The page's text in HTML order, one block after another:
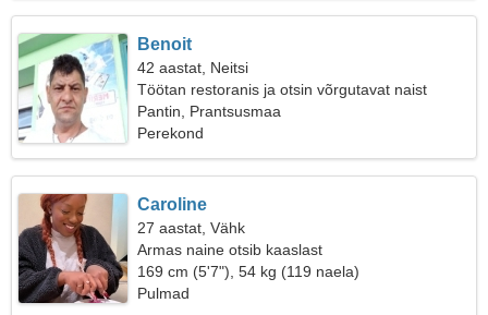
Benoit
42 aastat, Neitsi
Töötan restoranis ja otsin võrgutavat naist
Pantin, Prantsusmaa
Perekond
Caroline
27 aastat, Vähk
Armas naine otsib kaaslast
169 cm (5'7"), 54 kg (119 naela)
Pulmad